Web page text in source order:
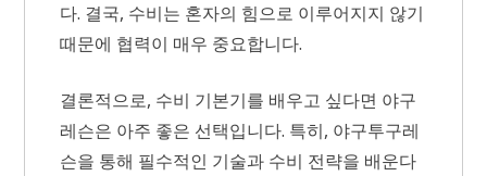
다. 결국, 수비는 혼자의 힘으로 이루어지지 않기
때문에 협력이 매우 중요합니다.
결론적으로, 수비 기본기를 배우고 싶다면 야구
레슨은 아주 좋은 선택입니다. 특히, 야구투구레
슨을 통해 필수적인 기술과 수비 전략을 배운다